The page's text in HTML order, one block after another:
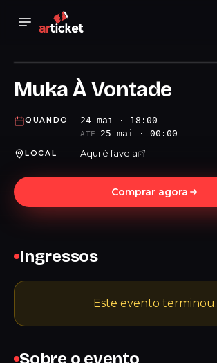
Muka À Vontade
QUANDO 24 mai · 18:00
ATÉ 25 mai · 00:00
LOCAL Aqui é favela
Comprar agora
Sobre o evento
Ingressos
Este evento terminou.